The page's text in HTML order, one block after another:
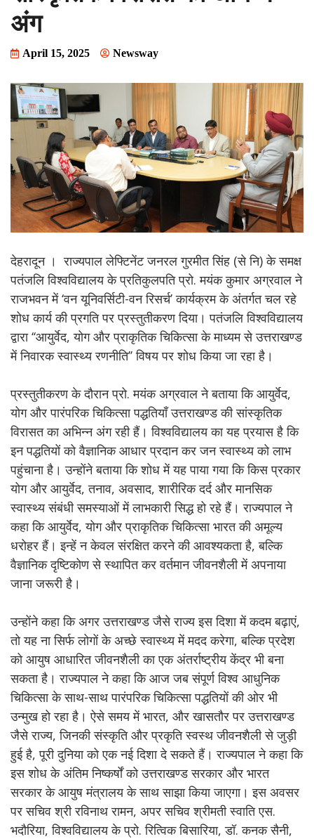
अंग
April 15, 2025 Newsway
देहरादून । राज्यपाल लेफ्टिनेंट जनरल गुरमीत सिंह (से नि) के समक्ष
पतंजलि विश्वविद्यालय के प्रतिकुलपति प्रो. मयंक कुमार अग्रवाल ने
राजभवन में ‘वन यूनिवर्सिटी-वन रिसर्च’ कार्यक्रम के अंतर्गत चल रहे
शोध कार्य की प्रगति पर प्रस्तुतीकरण दिया। पतंजलि विश्वविद्यालय
द्वारा ‘‘आयुर्वेद, योग और प्राकृतिक चिकित्सा के माध्यम से उत्तराखण्ड
में निवारक स्वास्थ्य रणनीति’’ विषय पर शोध किया जा रहा है।
प्रस्तुतीकरण के दौरान प्रो. मयंक अग्रवाल ने बताया कि आयुर्वेद,
योग और पारंपरिक चिकित्सा पद्धतियाँ उत्तराखण्ड की सांस्कृतिक
विरासत का अभिन्न अंग रही हैं। विश्वविद्यालय का यह प्रयास है कि
इन पद्धतियों को वैज्ञानिक आधार प्रदान कर जन स्वास्थ्य को लाभ
पहुंचाना है। उन्होंने बताया कि शोध में यह पाया गया कि किस प्रकार
योग और आयुर्वेद, तनाव, अवसाद, शारीरिक दर्द और मानसिक
स्वास्थ्य संबंधी समस्याओं में लाभकारी सिद्ध हो रहे हैं। राज्यपाल ने
कहा कि आयुर्वेद, योग और प्राकृतिक चिकित्सा भारत की अमूल्य
धरोहर हैं। इन्हें न केवल संरक्षित करने की आवश्यकता है, बल्कि
वैज्ञानिक दृष्टिकोण से स्थापित कर वर्तमान जीवनशैली में अपनाया
जाना जरूरी है।
उन्होंने कहा कि अगर उत्तराखण्ड जैसे राज्य इस दिशा में कदम बढ़ाएं,
तो यह ना सिर्फ लोगों के अच्छे स्वास्थ्य में मदद करेगा, बल्कि प्रदेश
को आयुष आधारित जीवनशैली का एक अंतर्राष्ट्रीय केंद्र भी बना
सकता है। राज्यपाल ने कहा कि आज जब संपूर्ण विश्व आधुनिक
चिकित्सा के साथ-साथ पारंपरिक चिकित्सा पद्धतियों की ओर भी
उन्मुख हो रहा है। ऐसे समय में भारत, और खासतौर पर उत्तराखण्ड
जैसे राज्य, जिनकी संस्कृति और प्रकृति स्वस्थ जीवनशैली से जुड़ी
हुई है, पूरी दुनिया को एक नई दिशा दे सकते हैं। राज्यपाल ने कहा कि
इस शोध के अंतिम निष्कर्षों को उत्तराखण्ड सरकार और भारत
सरकार के आयुष मंत्रालय के साथ साझा किया जाएगा। इस अवसर
पर सचिव श्री रविनाथ रामन, अपर सचिव श्रीमती स्वाति एस.
भदौरिया, विश्वविद्यालय के प्रो. रित्विक बिसारिया, डॉ. कनक सैनी,